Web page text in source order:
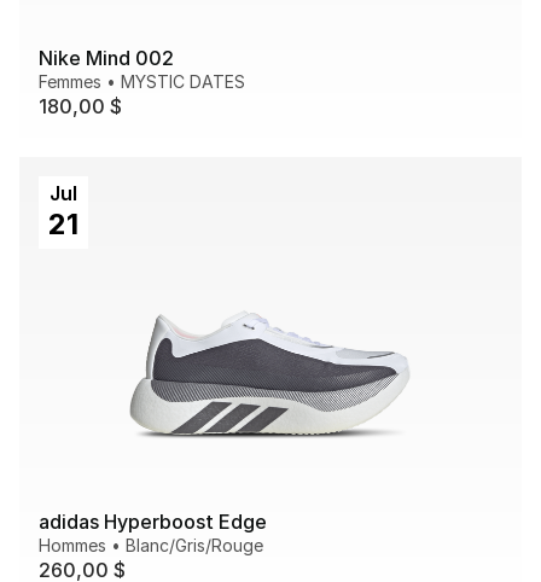
Nike Mind 002
Femmes • MYSTIC DATES
180,00 $
Jul
21
adidas Hyperboost Edge
Hommes • Blanc/Gris/Rouge
260,00 $